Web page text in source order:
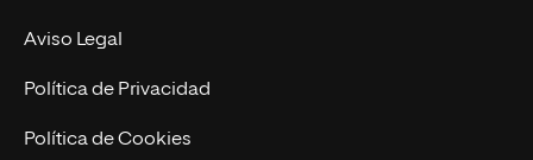
Experto Universitario
Postgrados
Cursos Universitarios
Nuestro Equipo
Trabaja en UNIR
Actualidad
Aviso Legal
Política de Privacidad
Política de Cookies